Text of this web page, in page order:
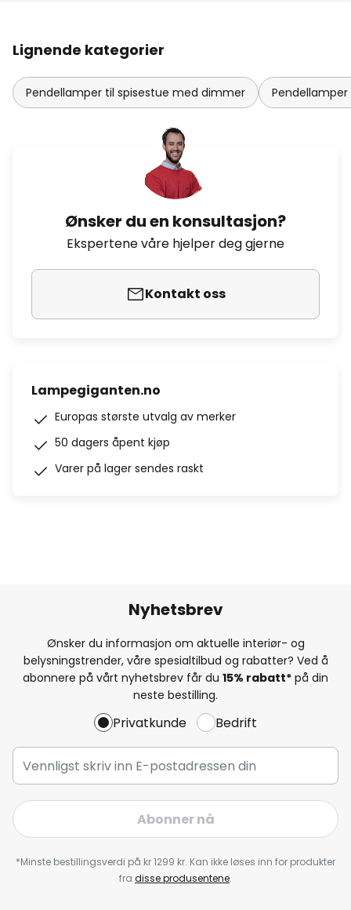
Lignende kategorier
Pendellamper til spisestue med dimmer
Ønsker du en konsultasjon?
Ekspertene våre hjelper deg gjerne
Kontakt oss
Lampegiganten.no
Europas største utvalg av merker
50 dagers åpent kjøp
Varer på lager sendes raskt
Nyhetsbrev
Ønsker du informasjon om aktuelle interiør- og
belysningstrender, våre spesialtilbud og rabatter? Ved å
abonnere på vårt nyhetsbrev får du 15% rabatt* på din
neste bestilling.
Privatkunde Bedrift
Abonner nå
*Minste bestillingsverdi på kr 1299 kr. Kan ikke løses inn for produkter
fra disse produsentene.